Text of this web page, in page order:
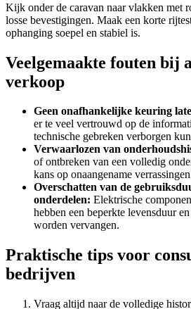
Kijk onder de caravan naar vlakken met
losse bevestigingen. Maak een korte
ophanging soepel en stabiel is.
Veelgemaakte fouten bij
verkoop
Geen onafhankelijke keuring
er te veel vertrouwd op de
technische gebreken verborgen
Verwaarlozen van
of ontbreken van een volledig
kans op onaangename
Overschatten van de
onderdelen: Elektrische
hebben een beperkte levensduur
worden vervangen.
Praktische tips voor
bedrijven
Vraag altijd naar de volledige